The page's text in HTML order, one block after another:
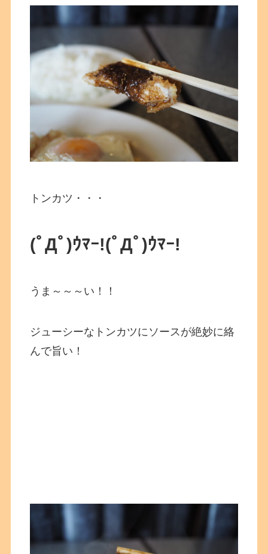
トンカツ・・・
(ﾟДﾟ)ｳﾏｰ!(ﾟДﾟ)ｳﾏｰ!
うま～～～い！！
ジューシーなトンカツにソースが絶妙に絡
んで旨い！